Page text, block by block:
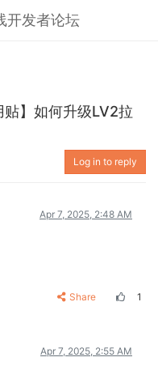
开发者论坛
贴】如何升级LV2拉
Log in to reply
Apr 7, 2025, 2:48 AM
Share 1
Apr 7, 2025, 2:55 AM